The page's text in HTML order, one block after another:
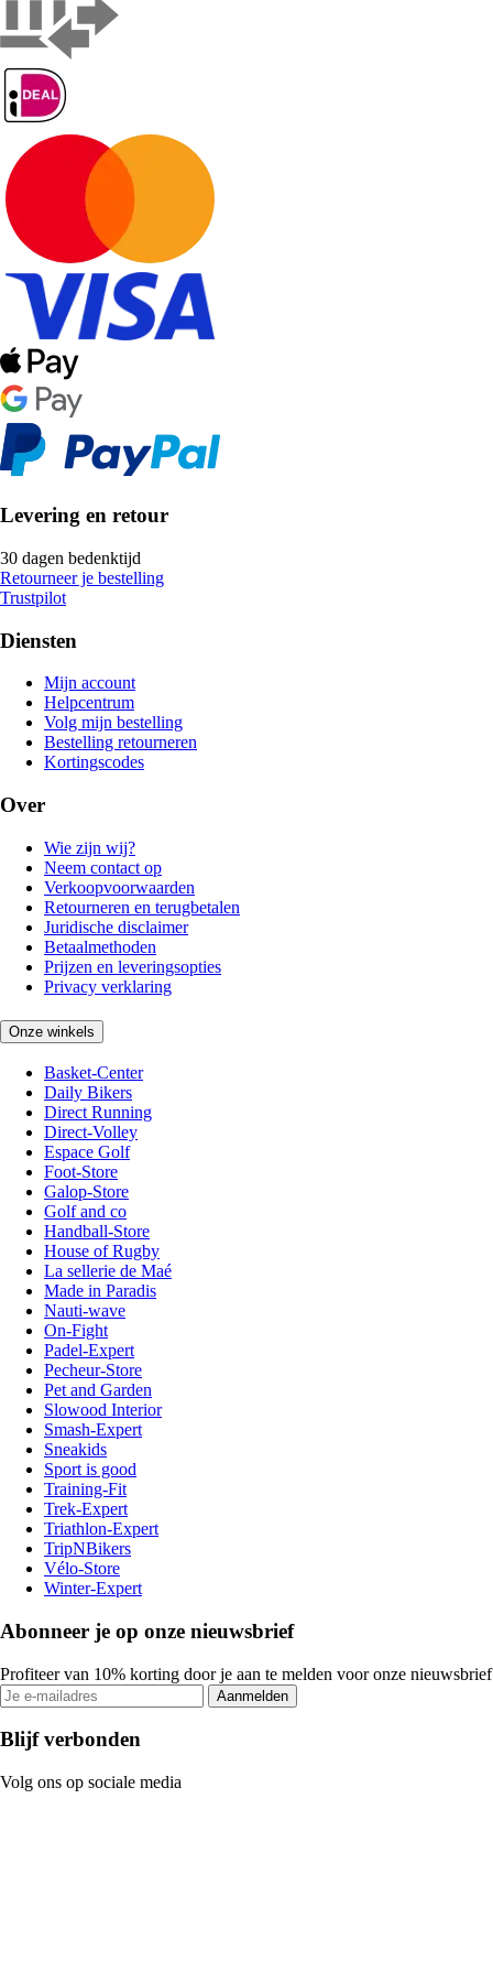
Levering en retour
30 dagen bedenktijd
Retourneer je bestelling
Trustpilot
Diensten
Mijn account
Helpcentrum
Volg mijn bestelling
Bestelling retourneren
Kortingscodes
Over
Wie zijn wij?
Neem contact op
Verkoopvoorwaarden
Retourneren en terugbetalen
Juridische disclaimer
Betaalmethoden
Prijzen en leveringsopties
Privacy verklaring
Onze winkels
Basket-Center
Daily Bikers
Direct Running
Direct-Volley
Espace Golf
Foot-Store
Galop-Store
Golf and co
Handball-Store
House of Rugby
La sellerie de Maé
Made in Paradis
Nauti-wave
On-Fight
Padel-Expert
Pecheur-Store
Pet and Garden
Slowood Interior
Smash-Expert
Sneakids
Sport is good
Training-Fit
Trek-Expert
Triathlon-Expert
TripNBikers
Vélo-Store
Winter-Expert
Abonneer je op onze nieuwsbrief
Profiteer van 10% korting door je aan te melden voor onze nieuwsbrief
Aanmelden
Blijf verbonden
Volg ons op sociale media